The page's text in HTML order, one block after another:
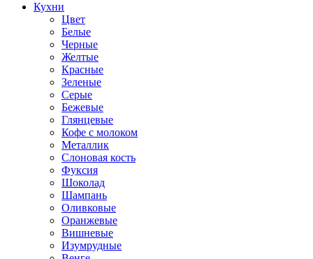
Кухни
Цвет
Белые
Черные
Желтые
Красные
Зеленые
Серые
Бежевые
Глянцевые
Кофе с молоком
Металлик
Слоновая кость
Фуксия
Шоколад
Шампань
Оливковые
Оранжевые
Вишневые
Изумрудные